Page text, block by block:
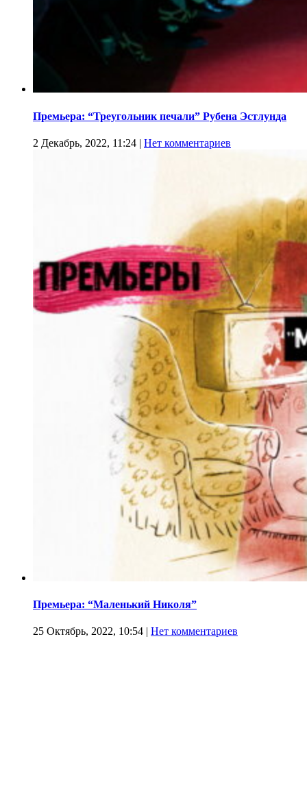
Премьера: “Треугольник печали” Рубена Эстлунда
2 Декабрь, 2022, 11:24 | Нет комментариев
Премьера: “Маленький Николя”
25 Октябрь, 2022, 10:54 | Нет комментариев